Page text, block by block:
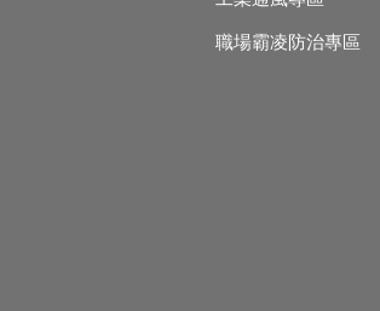
職場霸凌防治專區